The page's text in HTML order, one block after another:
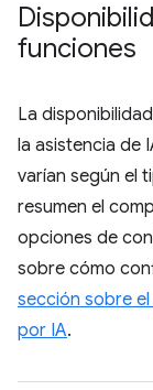
funciones
La
la asistencia de
varían según el
resumen el
opciones de
sobre cómo
sección sobre
por IA.